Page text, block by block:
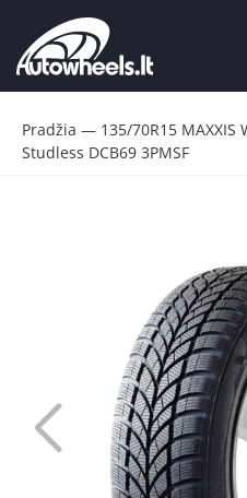
Pradžia — 135/70R15 MAXXIS
Studless DCB69 3PMSF